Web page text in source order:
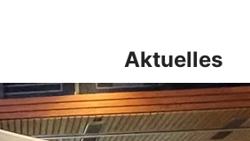
Aktuelles